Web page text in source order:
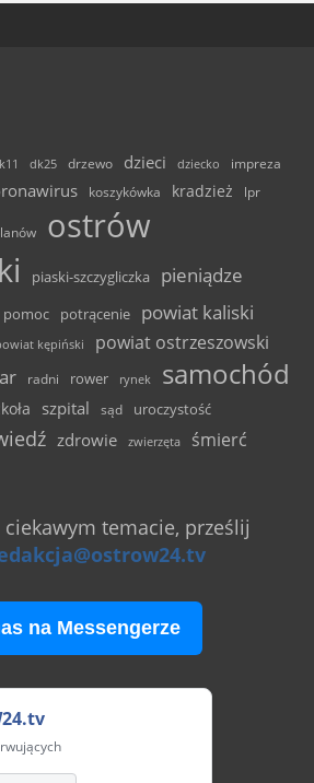
dk25 drzewo dzieci dziecko
impreza
koszykówka kradzież lpr
ostrów
piaski-szczygliczka pieniądze
pomoc potrącenie powiat kaliski
kępiński powiat ostrzeszowski
radni rower rynek samochód
szpital sąd uroczystość
zdrowie zwierzęta śmierć
temacie, prześlij
na Messengerze